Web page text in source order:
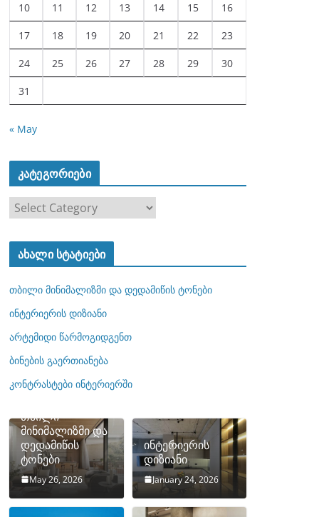
10 11 12 13 14 15 16
17 18 19 20 21 22 23
24 25 26 27 28 29 30
31
« May
კატეგორიები
ტ
ო
რ
ბ
ი
ახალი სტატიები
თბილი მინიმალიზმი და დედამიწის ტონები
ინტერიერის დიზიანი
არტემიდი წარმოგიდგენთ
ბინების გაერთიანება
კონტრასტები ინტერიერში
თბილი
მინიმალიზმი და
დედამიწის
ტონები
May 26, 2026
ინტერიერის
დიზიანი
January 24, 2026